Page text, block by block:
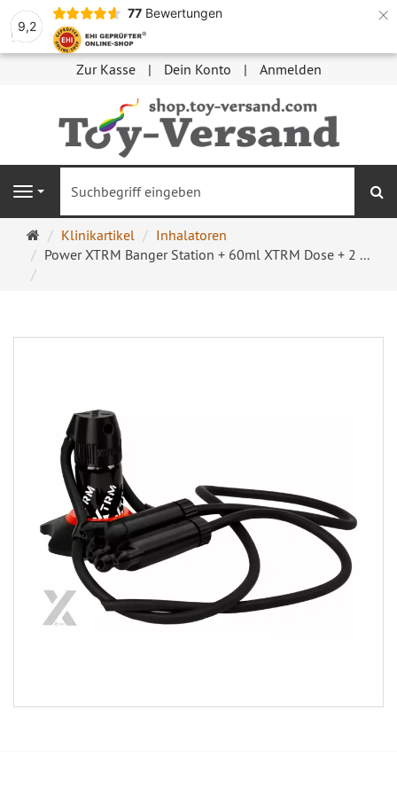
9,2
77 Bewertungen ×
Zur Kasse Dein Konto Anmelden
Navigation
Startseite
Klinikartikel
Inhalatoren
Power XTRM Banger Station + 60ml XTRM Dose + 2 ...